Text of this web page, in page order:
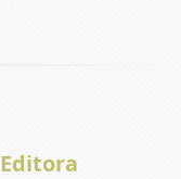
Editora